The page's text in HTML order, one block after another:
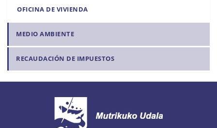
OFICINA DE VIVIENDA
MEDIO AMBIENTE
RECAUDACIÓN DE IMPUESTOS